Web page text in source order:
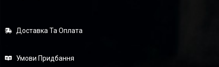
Доставка Та Оплата
Умови Придбання